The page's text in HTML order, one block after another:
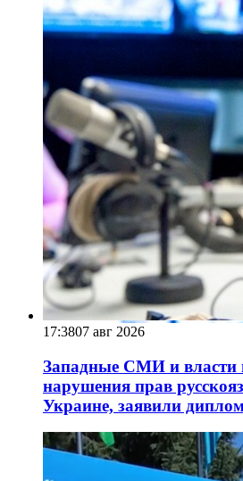
17:3807 авг 2026
Западные СМИ и власти
нарушения прав
Украине, заявили